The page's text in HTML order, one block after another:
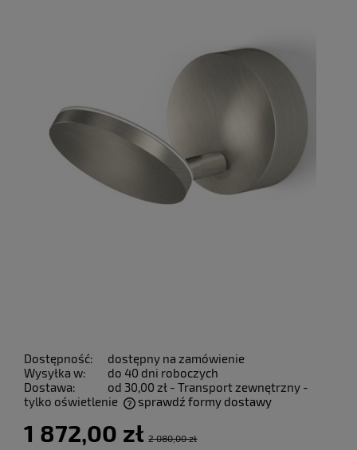
Dostępność:
dostępny na zamówienie
Wysyłka w:
do 40 dni roboczych
Dostawa:
od 30,00 zł - Transport zewnętrzny -
tylko oświetlenie
sprawdź formy dostawy
1 872,00 zł 2 080,00 zł